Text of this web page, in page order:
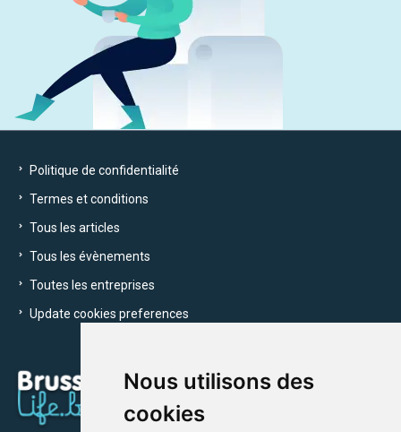
Nous utilisons des
cookies
Politique de confidentialité
Termes et conditions
Tous les articles
Tous les évènements
Toutes les entreprises
Update cookies preferences